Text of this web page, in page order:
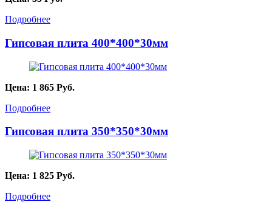
Подробнее
Гипсовая плита 400*400*30мм
Цена: 1 865 Руб.
Подробнее
Гипсовая плита 350*350*30мм
Цена: 1 825 Руб.
Подробнее